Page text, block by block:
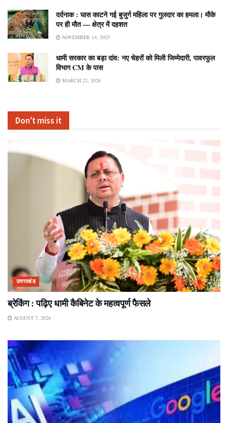
दर्दनाक : घास काटने गई बुजुर्ग महिला पर गुलदार का हमला। मौके
पर ही मौत — क्षेत्र में दहशत
NOVEMBER 14, 2025
धामी सरकार का बड़ा दांव: नए चेहरों को मिली जिम्मेदारी, पावरफुल
विभाग CM के पास
MARCH 22, 2026
Don't miss it
उत्तराखंड
ब्रेकिंग : पढ़िए धामी कैबिनेट के महत्वपूर्ण फैसले
AUGUST 7, 2026